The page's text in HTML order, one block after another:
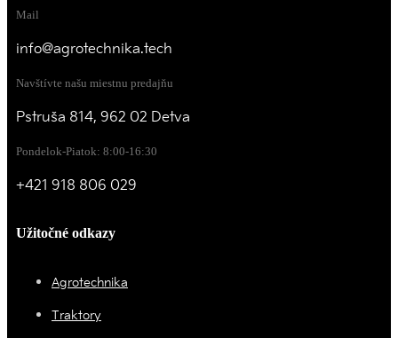
Mail
info@agrotechnika.tech
Navštívte našu miestnu predajňu
Pstruša 814, 962 02 Detva
Pondelok-Piatok: 8:00-16:30
+421 918 806 029
Užitočné odkazy
Agrotechnika
Traktory